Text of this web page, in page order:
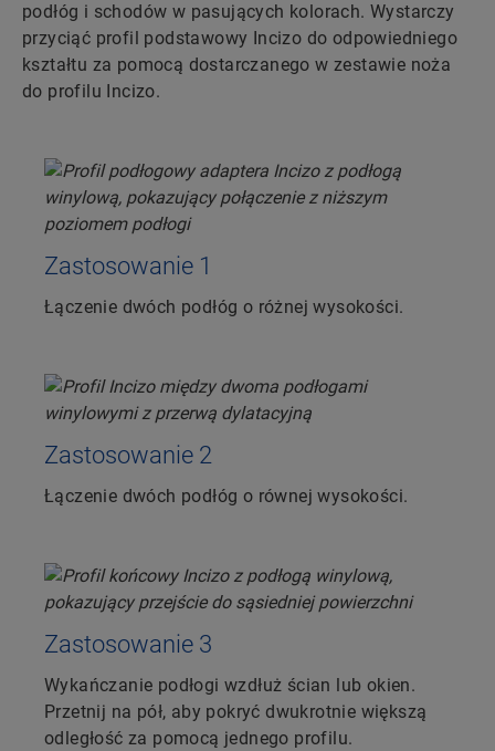
podłóg i schodów w pasujących kolorach. Wystarczy
przyciąć profil podstawowy Incizo do odpowiedniego
kształtu za pomocą dostarczanego w zestawie noża
do profilu Incizo.
Zastosowanie 1
Łączenie dwóch podłóg o różnej wysokości.
Zastosowanie 2
Łączenie dwóch podłóg o równej wysokości.
Zastosowanie 3
Wykańczanie podłogi wzdłuż ścian lub okien.
Przetnij na pół, aby pokryć dwukrotnie większą
odległość za pomocą jednego profilu.